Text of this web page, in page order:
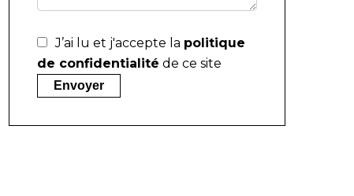
J’ai lu et j'accepte la politique
de confidentialité de ce site
Envoyer